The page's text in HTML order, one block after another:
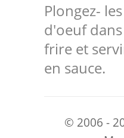
Plongez-
d'oeuf
frire et
en sauce.
© 2006 -